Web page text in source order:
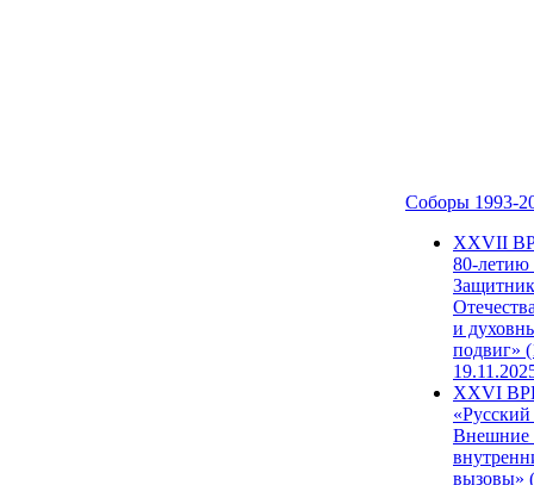
Соборы 1993-
ХХVII
80-
и
подвиг»
XXVI
Внешние
вызовы»